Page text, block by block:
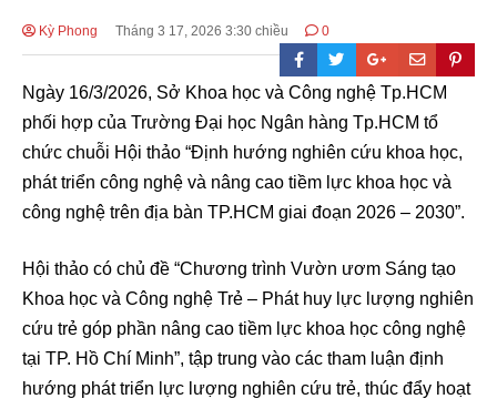
Kỳ Phong Tháng 3 17, 2026 3:30 chiều 0
Ngày 16/3/2026, Sở Khoa học và Công nghệ Tp.HCM
phối hợp của Trường Đại học Ngân hàng Tp.HCM tổ
chức chuỗi Hội thảo “Định hướng nghiên cứu khoa học,
phát triển công nghệ và nâng cao tiềm lực khoa học và
công nghệ trên địa bàn TP.HCM giai đoạn 2026 – 2030”.
Hội thảo có chủ đề “Chương trình Vườn ươm Sáng tạo
Khoa học và Công nghệ Trẻ – Phát huy lực lượng nghiên
cứu trẻ góp phần nâng cao tiềm lực khoa học công nghệ
tại TP. Hồ Chí Minh”, tập trung vào các tham luận định
hướng phát triển lực lượng nghiên cứu trẻ, thúc đẩy hoạt